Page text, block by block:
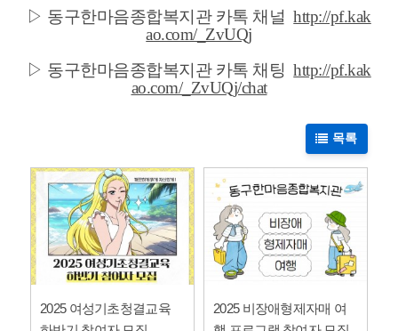
▷ 동구한마음종합복지관 카톡 채널http://pf.kak
ao.com/_ZvUQj
▷ 동구한마음종합복지관 카톡 채팅http://pf.kak
ao.com/_ZvUQj/chat
목록
2025 여성기초청결교육
2025 비장애형제자매 여